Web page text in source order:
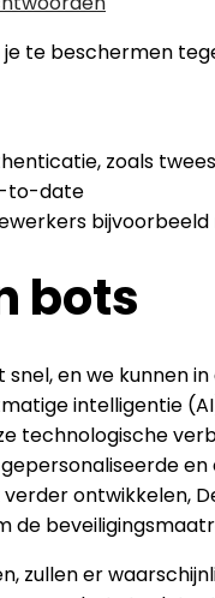
te beschermen
zoals
to-date
bots
en we kunnen
intelligentie
technologische
ontwikkelen,
zullen er